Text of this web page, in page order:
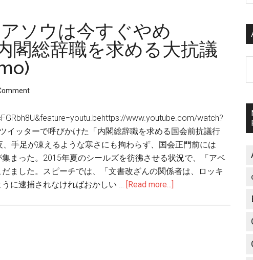
ソウは今すぐやめ
閣総辞職を求める大抗議
www.youtube.com/watch?
イッターで呼びかけた「内閣総辞職を求める国会前抗議行
手足が凍えるような寒さにも拘わらず、国会正門前には
まった。2015年夏のシールズを彷彿させる状況で、「アベ
ました。スピーチでは、「文書改ざんの関係者は、ロッキ
に逮捕されなければおかしい … [Read more...]